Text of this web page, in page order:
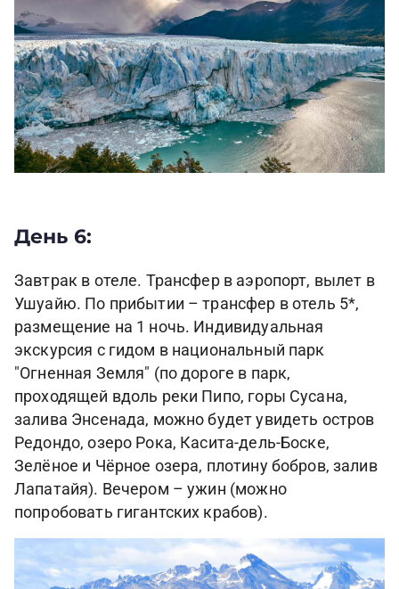
День 6:
Завтрак в отеле. Трансфер в аэропорт, вылет в
Ушуайю. По прибытии – трансфер в отель 5*,
размещение на 1 ночь. Индивидуальная
экскурсия с гидом в национальный парк
"Огненная Земля" (по дороге в парк,
проходящей вдоль реки Пипо, горы Сусана,
залива Энсенада, можно будет увидеть остров
Редондо, озеро Рока, Касита-дель-Боске,
Зелёное и Чёрное озера, плотину бобров, залив
Лапатайя). Вечером – ужин (можно
попробовать гигантских крабов).